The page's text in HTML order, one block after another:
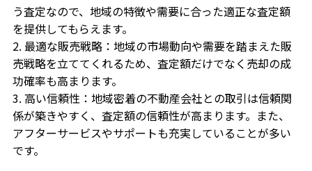
う査定なので、地域の特徴や需要に合った適正な査定額
を提供してもらえます。
2. 最適な販売戦略：地域の市場動向や需要を踏まえた販
売戦略を立ててくれるため、査定額だけでなく売却の成
功確率も高まります。
3. 高い信頼性：地域密着の不動産会社との取引は信頼関
係が築きやすく、査定額の信頼性が高まります。また、
アフターサービスやサポートも充実していることが多い
です。